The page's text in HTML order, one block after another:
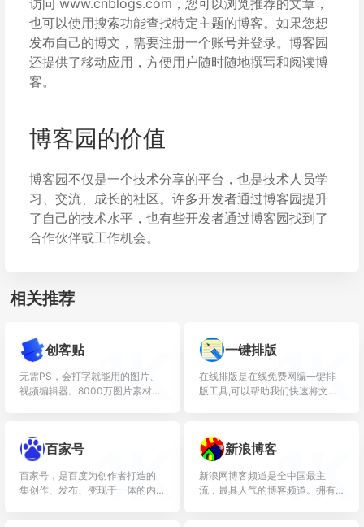
访问 www.cnblogs.com，您可以浏览推荐的文章，
也可以使用搜索功能查找特定主题的博客。如果您想
发布自己的博文，需要注册一个账号并登录。博客园
还提供了移动应用，方便用户随时随地撰写和阅读博
客。
博客园的价值
博客园不仅是一个技术分享的平台，也是技术人员学
习、交流、成长的社区。许多开发者通过博客园提升
了自己的技术水平，也有些开发者通过博客园找到了
合作伙伴或工作机会。
相关推荐
创客贴
无需PS，会打字就能用的图片、
视频编辑器。8000万图片素材在
不求人，商用有版权
1K 一键排版
在线排版是在线免费网编一键排
版工具,可以帮助我们快速将文本,
需注册安装,打开即用免...
1K
百家号
百家号，是百度为创作者打造的
集创作、发布、变现于一体的内
1K 新浪博客
新浪网博客频道是全中国最主
流，最具人气的博客频道。拥有
1K